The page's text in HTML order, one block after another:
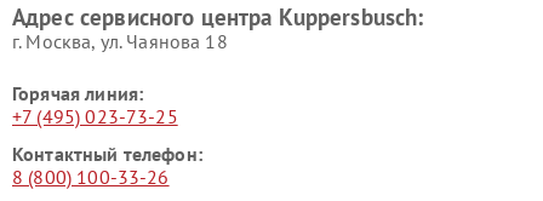
Ремонт сушильных машин Kuppersbusch
Адрес сервисного центра Kuppersbusch:
г. Москва, ул. Чаянова 18
Горячая линия:
+7 (495) 023-73-25
Контактный телефон:
8 (800) 100-33-26